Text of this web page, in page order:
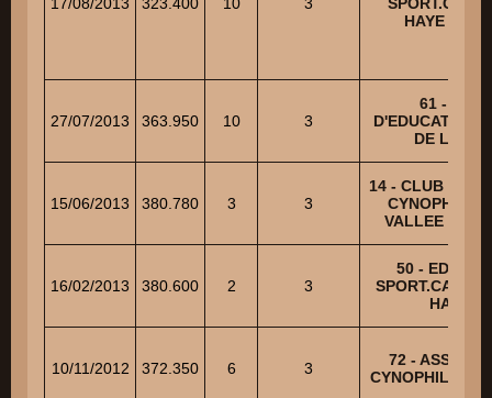
HAYE
27/07/2013 363.950 10 3
61 -
D'EDUCATION
DE
15/06/2013 380.780 3 3
14 - CLUB
CYNOPHILE
VALLEE DE
16/02/2013 380.600 2 3
50 -
HAGUE
10/11/2012 372.350 6 3
72 -
CYNOPHILE